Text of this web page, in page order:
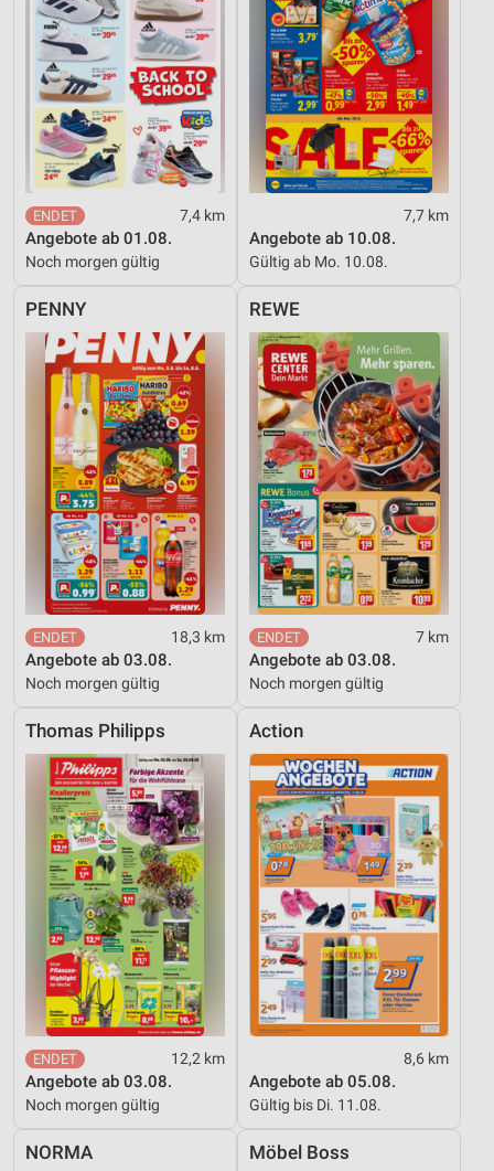
7,4 km
Angebote ab 01.08.
Noch morgen gültig
7,7 km
Angebote ab 10.08.
Gültig ab Mo. 10.08.
PENNY
18,3 km
Angebote ab 03.08.
Noch morgen gültig
REWE
7 km
Angebote ab 03.08.
Noch morgen gültig
Thomas Philipps
12,2 km
Angebote ab 03.08.
Noch morgen gültig
Action
8,6 km
Angebote ab 05.08.
Gültig bis Di. 11.08.
NORMA Möbel Boss